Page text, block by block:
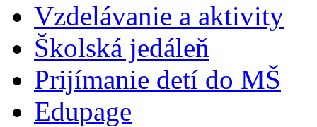
Vzdelávanie a aktivity
Školská jedáleň
Prijímanie detí do MŠ
Edupage